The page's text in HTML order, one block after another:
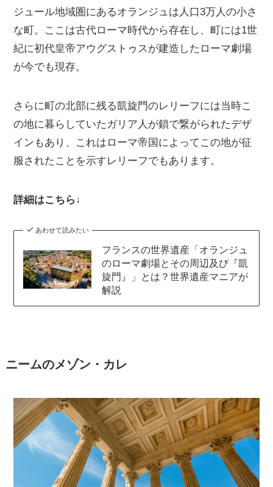
ジュール地域圏にあるオランジュは人口3万人の小さ
な町。ここは古代ローマ時代から存在し、町には1世
紀に初代皇帝アウグストゥスが建造したローマ劇場
が今でも現存。
さらに町の北部に残る凱旋門のレリーフには当時こ
の地に暮らしていたガリア人が鎖で繋がられたデザ
インもあり、これはローマ帝国によってこの地が征
服されたことを示すレリーフでもあります。
詳細はこちら↓
あわせて読みたい
フランスの世界遺産「オランジュ
のローマ劇場とその周辺及び『凱
旋門』」とは？世界遺産マニアが
解説
ニームのメゾン・カレ